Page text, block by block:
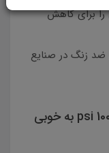
را برای کاهش
ضد زنگ در صنایع
این شیر تقریباً در همه کاربردها تا 1000 psi به خوبی